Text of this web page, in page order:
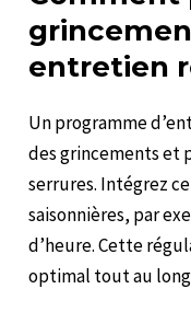
entretien
Un programme
des grincements et
serrures. Intégrez
saisonnières, par
d’heure. Cette
optimal tout au long